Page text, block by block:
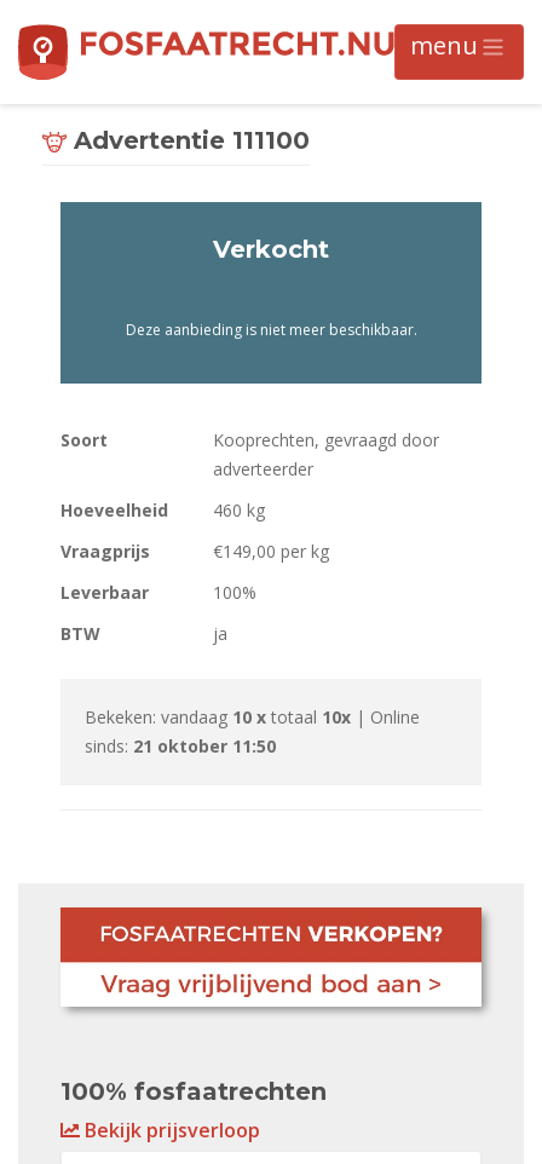
Advertentie 111100
Soort
Kooprechten, gevraagd door
adverteerder
Hoeveelheid
460 kg
Vraagprijs
€149,00 per kg
Leverbaar
100%
BTW
ja
Bekeken: vandaag 10 x totaal 10x | Online
sinds: 21 oktober 11:50
Verkocht
Deze aanbieding is niet meer beschikbaar.
100% fosfaatrechten
Bekijk prijsverloop